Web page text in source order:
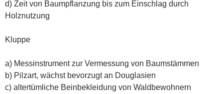
d) Zeit von Baumpflanzung bis zum Einschlag durch
Holznutzung
Kluppe
a) Messinstrument zur Vermessung von Baumstämmen
b) Pilzart, wächst bevorzugt an Douglasien
c) altertümliche Beinbekleidung von Waldbewohnern